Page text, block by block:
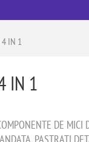
4 IN 1
IN 1
DE